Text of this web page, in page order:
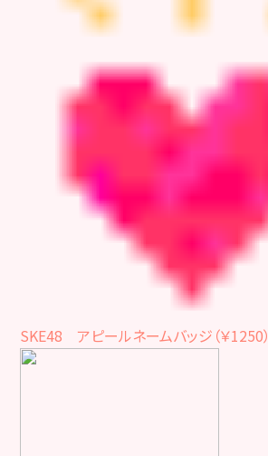
SKE48 アピールネームバッジ（￥1250）